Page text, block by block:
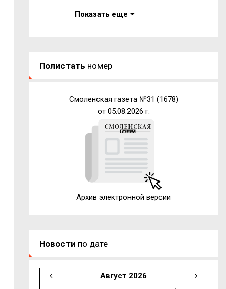
Показать еще
Полистать номер
Смоленская газета №31 (1678)
от 05.08.2026 г.
Архив электронной версии
Новости по дате
Август 2026